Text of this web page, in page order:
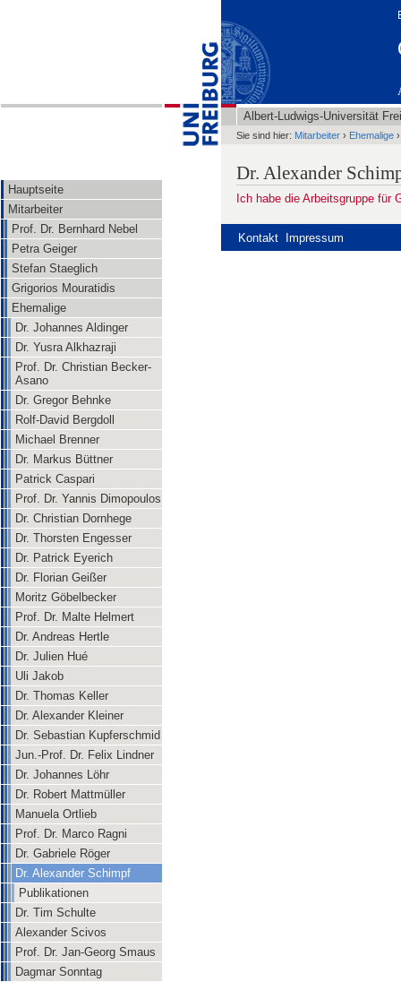
Hauptseite
Mitarbeiter
Prof. Dr. Bernhard Nebel
Petra Geiger
Stefan Staeglich
Grigorios Mouratidis
Ehemalige
Dr. Johannes Aldinger
Dr. Yusra Alkhazraji
Prof. Dr. Christian Becker-
Asano
Dr. Gregor Behnke
Rolf-David Bergdoll
Michael Brenner
Dr. Markus Büttner
Patrick Caspari
Prof. Dr. Yannis Dimopoulos
Dr. Christian Dornhege
Dr. Thorsten Engesser
Dr. Patrick Eyerich
Dr. Florian Geißer
Moritz Göbelbecker
Prof. Dr. Malte Helmert
Dr. Andreas Hertle
Dr. Julien Hué
Uli Jakob
Dr. Thomas Keller
Dr. Alexander Kleiner
Dr. Sebastian Kupferschmid
Jun.-Prof. Dr. Felix Lindner
Dr. Johannes Löhr
Dr. Robert Mattmüller
Manuela Ortlieb
Prof. Dr. Marco Ragni
Dr. Gabriele Röger
Dr. Alexander Schimpf
Publikationen
Dr. Tim Schulte
Alexander Scivos
Prof. Dr. Jan-Georg Smaus
Dagmar Sonntag
Albert-Ludwigs-Universität
Sie sind hier: Mitarbeiter › Ehemalige
Dr. Alexander
Ich habe die Arbeitsgruppe für
Kontakt Impressum